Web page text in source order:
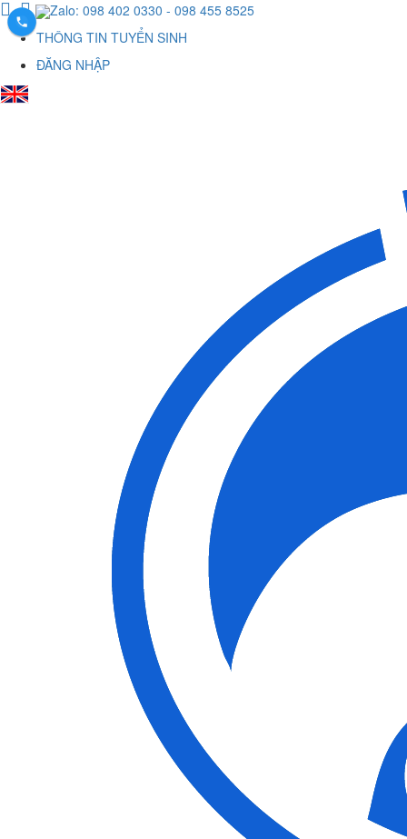
Zalo: 098 402 0330 - 098 455 8525
THÔNG TIN TUYỂN SINH
ĐĂNG NHẬP